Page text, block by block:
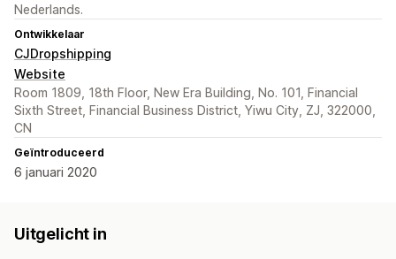
Nederlands.
Ontwikkelaar
CJDropshipping
Website
Room 1809, 18th Floor, New Era Building, No. 101, Financial
Sixth Street, Financial Business District, Yiwu City, ZJ, 322000,
CN
Geïntroduceerd
6 januari 2020
Uitgelicht in